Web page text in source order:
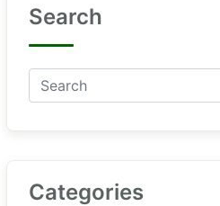
Search
Categories